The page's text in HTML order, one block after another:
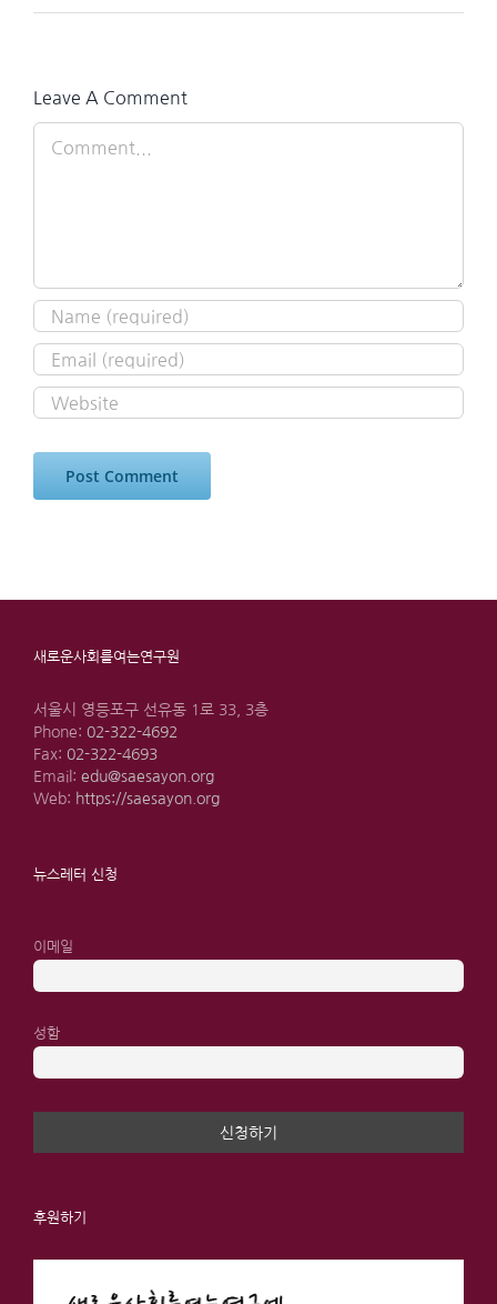
Leave A Comment
새로운사회를여는연구원
서울시 영등포구 선유동 1로 33, 3층
Phone: 02-322-4692
Fax: 02-322-4693
Email: edu@saesayon.org
Web: https://saesayon.org
뉴스레터 신청
이메일
성함
후원하기